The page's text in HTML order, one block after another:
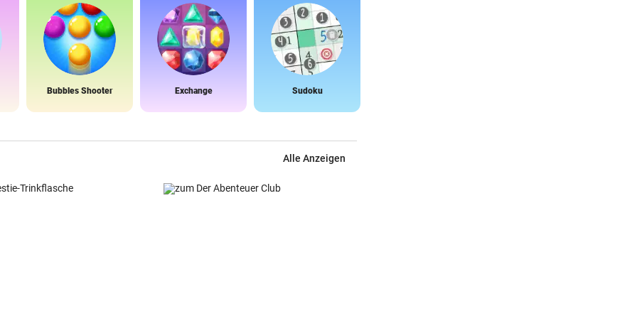
Bubbles Shooter Exchange Sudoku
Alle Anzeigen